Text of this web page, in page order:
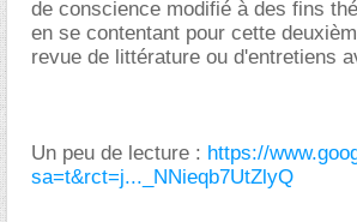
de conscience modifié à des fins
en se contentant pour cette
revue de littérature ou d'entretiens
Un peu de lecture : https://
sa=t&rct=j..._NNieqb7UtZlyQ